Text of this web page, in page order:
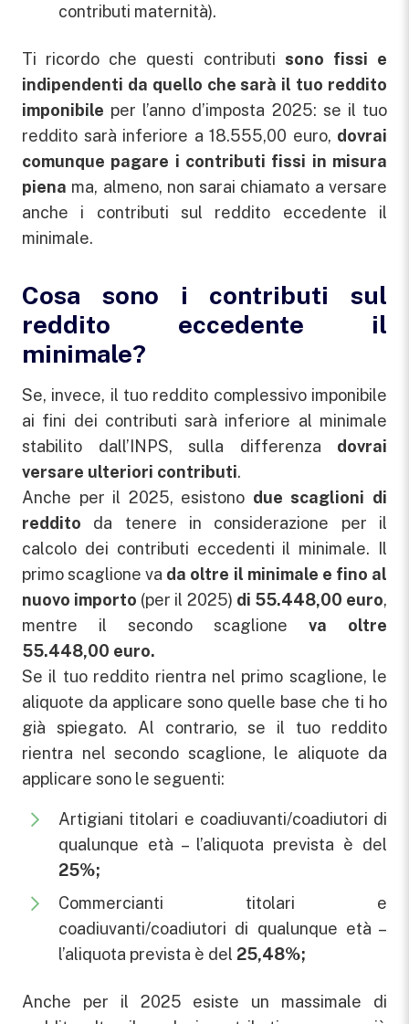
contributi maternità).
Ti ricordo che questi contributi sono fissi e
indipendenti da quello che sarà il tuo reddito
imponibile per l’anno d’imposta 2025: se il tuo
reddito sarà inferiore a 18.555,00 euro, dovrai
comunque pagare i contributi fissi in misura
piena ma, almeno, non sarai chiamato a versare
anche i contributi sul reddito eccedente il
minimale.
Cosa sono i contributi sul
reddito eccedente il
minimale?
Se, invece, il tuo reddito complessivo imponibile
ai fini dei contributi sarà inferiore al minimale
stabilito dall’INPS, sulla differenza dovrai
versare ulteriori contributi.
Anche per il 2025, esistono due scaglioni di
reddito da tenere in considerazione per il
calcolo dei contributi eccedenti il minimale. Il
primo scaglione va da oltre il minimale e fino al
nuovo importo (per il 2025) di 55.448,00 euro,
mentre il secondo scaglione va oltre
55.448,00 euro.
Se il tuo reddito rientra nel primo scaglione, le
aliquote da applicare sono quelle base che ti ho
già spiegato. Al contrario, se il tuo reddito
rientra nel secondo scaglione, le aliquote da
applicare sono le seguenti:
Artigiani titolari e coadiuvanti/coadiutori di
qualunque età – l’aliquota prevista è del
25%;
Commercianti titolari e
coadiuvanti/coadiutori di qualunque età –
l’aliquota prevista è del 25,48%;
Anche per il 2025 esiste un massimale di